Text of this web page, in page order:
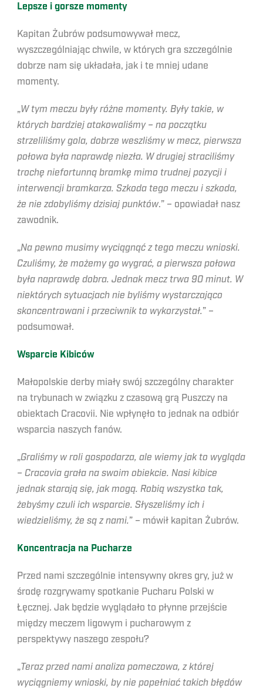
Lepsze i gorsze momenty
Kapitan Żubrów podsumowywał mecz,
wyszczególniając chwile, w których gra szczególnie
dobrze nam się układała, jak i te mniej udane
momenty.
„W tym meczu były różne momenty. Były takie, w
których bardziej atakowaliśmy – na początku
strzeliliśmy gola, dobrze weszliśmy w mecz, pierwsza
połowa była naprawdę niezła. W drugiej straciliśmy
trochę niefortunną bramkę mimo trudnej pozycji i
interwencji bramkarza. Szkoda tego meczu i szkoda,
że nie zdobyliśmy dzisiaj punktów.” – opowiadał nasz
zawodnik.
„Na pewno musimy wyciągnąć z tego meczu wnioski.
Czuliśmy, że możemy go wygrać, a pierwsza połowa
była naprawdę dobra. Jednak mecz trwa 90 minut. W
niektórych sytuacjach nie byliśmy wystarczająco
skoncentrowani i przeciwnik to wykorzystał.” –
podsumował.
Wsparcie Kibiców
Małopolskie derby miały swój szczególny charakter
na trybunach w związku z czasową grą Puszczy na
obiektach Cracovii. Nie wpłynęło to jednak na odbiór
wsparcia naszych fanów.
„Graliśmy w roli gospodarza, ale wiemy jak to wygląda
– Cracovia grała na swoim obiekcie. Nasi kibice
jednak starają się, jak mogą. Robią wszystko tak,
żebyśmy czuli ich wsparcie. Słyszeliśmy ich i
wiedzieliśmy, że są z nami.” – mówił kapitan Żubrów.
Koncentracja na Pucharze
Przed nami szczególnie intensywny okres gry, już w
środę rozgrywamy spotkanie Pucharu Polski w
Łęcznej. Jak będzie wyglądało to płynne przejście
między meczem ligowym i pucharowym z
perspektywy naszego zespołu?
„Teraz przed nami analiza pomeczowa, z której
wyciągniemy wnioski, by nie popełniać takich błędów